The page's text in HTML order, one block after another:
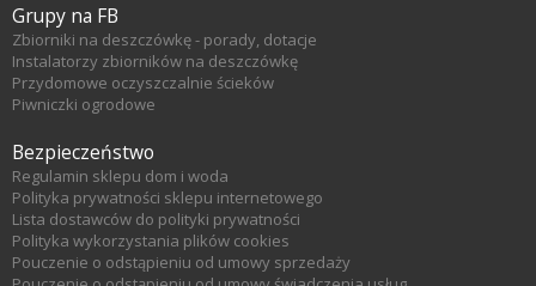
Grupy na FB
Zbiorniki na deszczówkę - porady, dotacje
Instalatorzy zbiorników na deszczówkę
Przydomowe oczyszczalnie ścieków
Piwniczki ogrodowe
Bezpieczeństwo
Regulamin sklepu dom i woda
Polityka prywatności sklepu internetowego
Lista dostawców do polityki prywatności
Polityka wykorzystania plików cookies
Pouczenie o odstąpieniu od umowy sprzedaży